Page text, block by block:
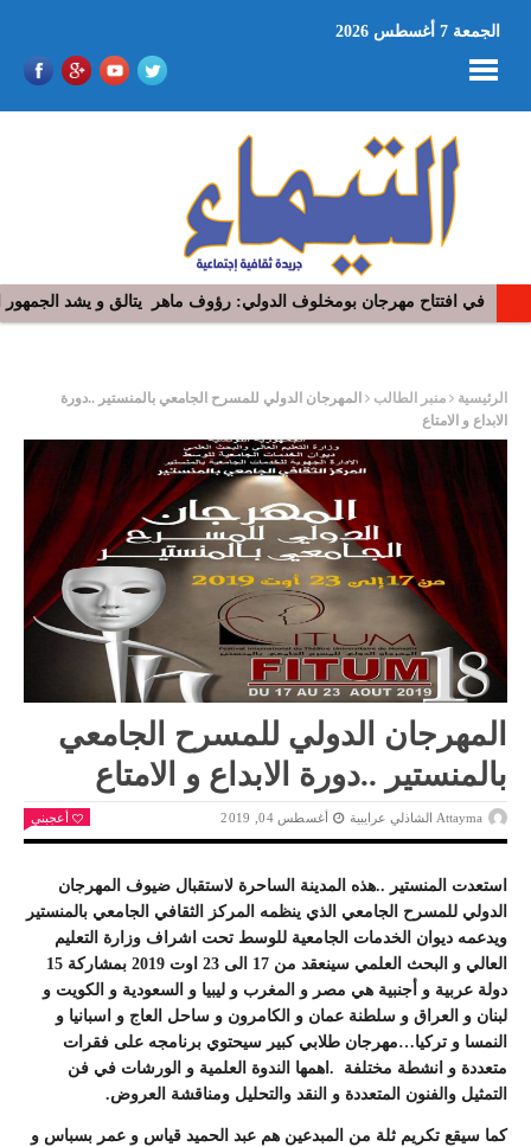
الجمعة 7 أغسطس 2026
في افتتاح مهرجان بومخلوف الدولي: رؤوف ماهر يتالق و يشد الجمهور
الرئيسية منبر الطالب
المهرجان الدولي للمسرح الجامعي بالمنستير ..دورة
الابداع و الامتاع
المهرجان الدولي للمسرح الجامعي
بالمنستير ..دورة الابداع و الامتاع
Attayma الشاذلي عرايبية أغسطس 04, 2019 أعجبني
استعدت المنستير ..هذه المدينة الساحرة لاستقبال ضيوف المهرجان
الدولي للمسرح الجامعي الذي ينظمه المركز الثقافي الجامعي بالمنستير
ويدعمه ديوان الخدمات الجامعية للوسط تحت اشراف وزارة التعليم
العالي و البحث العلمي سينعقد من 17 الى 23 اوت 2019 بمشاركة 15
دولة عربية و أجنبية هي مصر و المغرب و ليبيا و السعودية و الكويت و
لبنان و العراق و سلطنة عمان و الكامرون و ساحل العاج و اسبانيا و
النمسا و تركيا…مهرجان طلابي كبير سيحتوي برنامجه على فقرات
متعددة و انشطة مختلفة .اهمها الندوة العلمية و الورشات في فن
التمثيل والفنون المتعددة و النقد والتحليل ومناقشة العروض.
كما سيقع تكريم ثلة من المبدعين هم عبد الحميد قياس و عمر بسباس و